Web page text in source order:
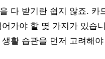
다 받기란 쉽지 않죠. 카
가야 할 몇 가지가 있습
활 습관을 먼저 고려해